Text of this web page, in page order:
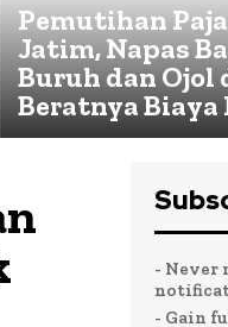
Pemutihan
Jatim, Napas
Buruh dan Ojol
Beratnya
- Never
- Gain